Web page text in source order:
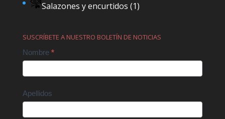
Salazones y encurtidos (1)
SUSCRÍBETE A NUESTRO BOLETÍN DE NOTICIAS
Contact
Nombre *
Apellidos